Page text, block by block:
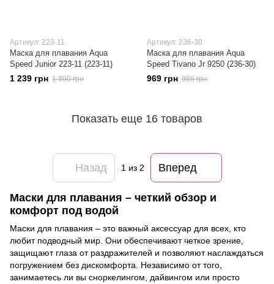
Артикул: 223-11
Маска для плавания Aqua
Speed Junior 223-11 (223-11)
1 239 грн 1 300 грн
Артикул: 236-30
Маска для плавания Aqua
Speed Tivano Jr 9250 (236-30)
969 грн 988 грн
Показать еще 16 товаров
Назад 1 из 2 Вперед
Маски для плавания – четкий обзор и
комфорт под водой
Маски для плавания – это важный аксессуар для всех, кто
любит подводный мир. Они обеспечивают четкое зрение,
защищают глаза от раздражителей и позволяют наслаждаться
погружением без дискомфорта. Независимо от того,
занимаетесь ли вы сноркелингом, дайвингом или просто